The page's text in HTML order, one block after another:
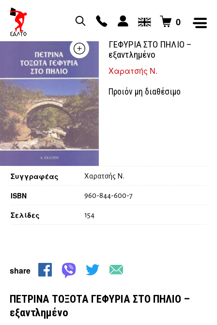
0
ΓΕΦΥΡΙΑ ΣΤΟ ΠΗΛΙΟ –
εξαντλημένο
Χαρατσής Ν.
Προιόν μη διαθέσιμο
Συγγραφέας Χαρατσής Ν.
ISBN 960-844-600-7
Σελίδες 154
share
ΠΕΤΡΙΝΑ ΤΟΞΟΤΑ ΓΕΦΥΡΙΑ ΣΤΟ ΠΗΛΙΟ –
εξαντλημένο